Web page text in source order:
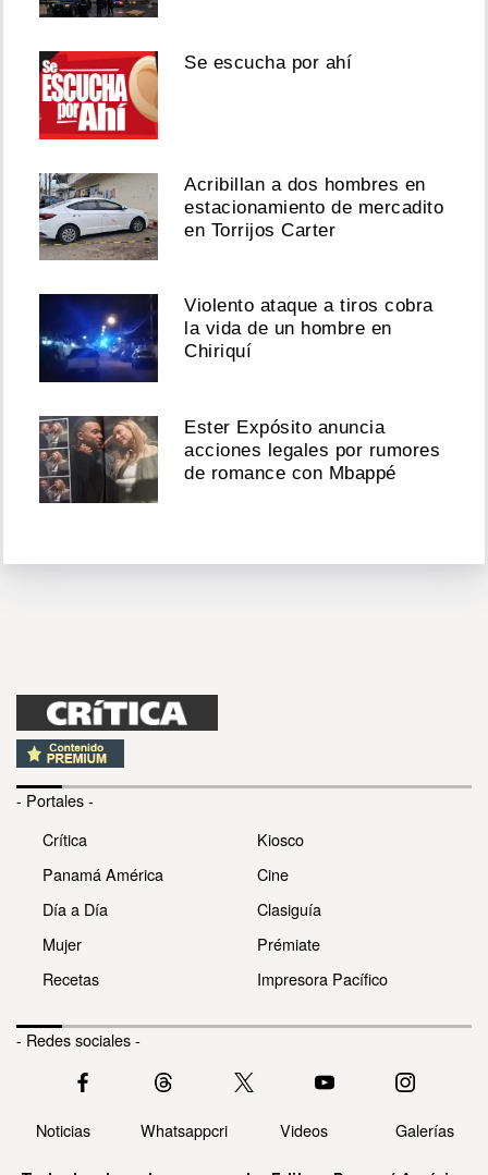
Se escucha por ahí
Acribillan a dos hombres en
estacionamiento de mercadito
en Torrijos Carter
Violento ataque a tiros cobra
la vida de un hombre en
Chiriquí
Ester Expósito anuncia
acciones legales por rumores
de romance con Mbappé
- Portales -
Crítica
Panamá América
Día a Día
Mujer
Recetas
Kiosco
Cine
Clasiguía
Prémiate
Impresora Pacífico
- Redes sociales -
Noticias Whatsappcri Videos Galerías